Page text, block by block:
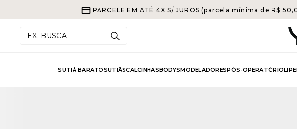
PARCELE EM ATÉ 4X S/ JUROS (parcela mínima de R$
EX. BUSCA
SUTIÃ BARATOSUTIÃSCALCINHASBODYSMODELADORESPÓS-OPERATÓRIO